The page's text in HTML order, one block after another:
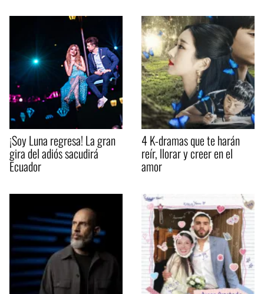
¡Soy Luna regresa! La gran
gira del adiós sacudirá
Ecuador
4 K-dramas que te harán
reír, llorar y creer en el
amor